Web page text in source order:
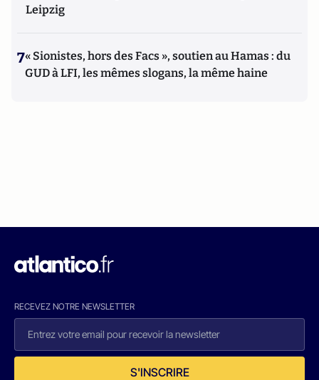
Leipzig
7« Sionistes, hors des Facs », soutien au Hamas : du
GUD à LFI, les mêmes slogans, la même haine
RECEVEZ NOTRE NEWSLETTER
S'INSCRIRE